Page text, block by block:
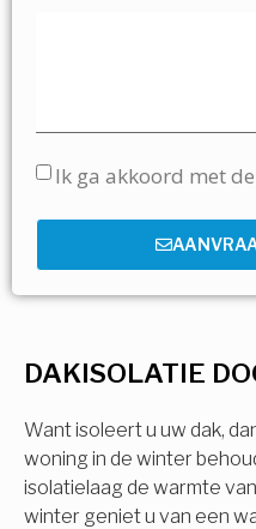
DAKISOLATIE
Want isoleert u uw dak,
woning in de winter
isolatielaag de warmte
winter geniet u van een
Ik ga akkoord met